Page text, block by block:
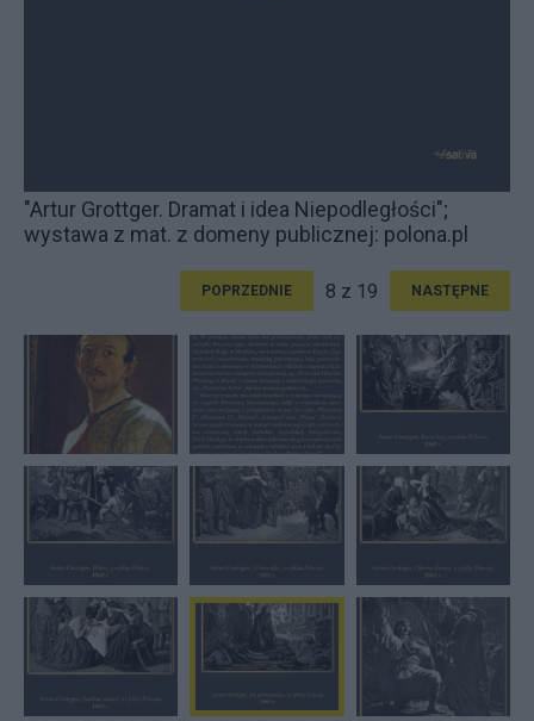
"Artur Grottger. Dramat i idea Niepodległości";
wystawa z mat. z domeny publicznej: polona.pl
POPRZEDNIE 8 z 19 NASTĘPNE